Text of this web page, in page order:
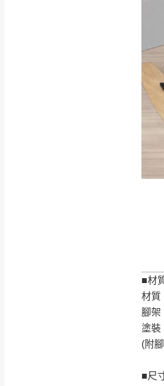
■材
材質
腳架
塗裝
(附
■尺